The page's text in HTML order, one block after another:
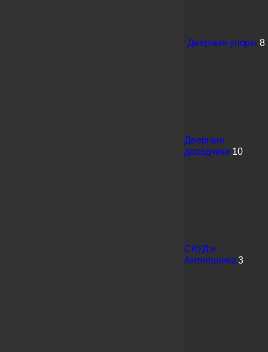
Дверные упоры 8
Дверные
доводчики 10
СКУД и
Антипаника 3